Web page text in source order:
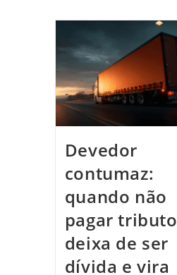
Devedor
contumaz:
quando não
pagar tributo
deixa de ser
dívida e vira